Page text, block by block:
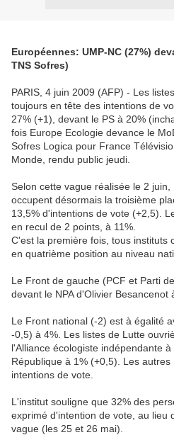
Européennes: UMP-NC (27%)
TNS Sofres)
PARIS, 4 juin 2009 (AFP) - Les
toujours en tête des intentions de
27% (+1), devant le PS à 20%
fois Europe Ecologie devance le
Sofres Logica pour France
Monde, rendu public jeudi.
Selon cette vague réalisée le 2
occupent désormais la troisième
13,5% d'intentions de vote (+2,5).
en recul de 2 points, à 11%.
C'est la première fois, tous instituts
en quatrième position au niveau
Le Front de gauche (PCF et Parti
devant le NPA d'Olivier Besancenot
Le Front national (-2) est à égalité
-0,5) à 4%. Les listes de Lutte
l'Alliance écologiste indépendante
République à 1% (+0,5). Les
intentions de vote.
L'institut souligne que 32% des
exprimé d'intention de vote, au lieu
vague (les 25 et 26 mai).